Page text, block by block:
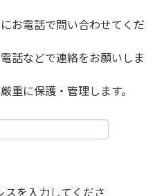
お電話で問い合わせてくだ
話などで連絡をお願いしま
重に保護・管理します。
を入力してくださ